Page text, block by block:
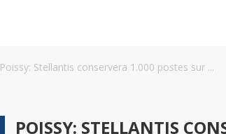
Poissy: Stellantis conservera 1.000 postes sur ...
POISSY: STELLANTIS